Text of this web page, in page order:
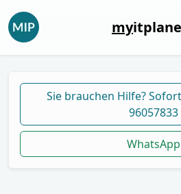
my
Sie brauchen Hilfe?
96057833
WhatsApp